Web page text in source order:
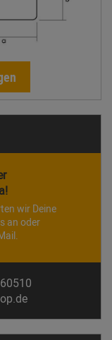
wir Deine
an oder